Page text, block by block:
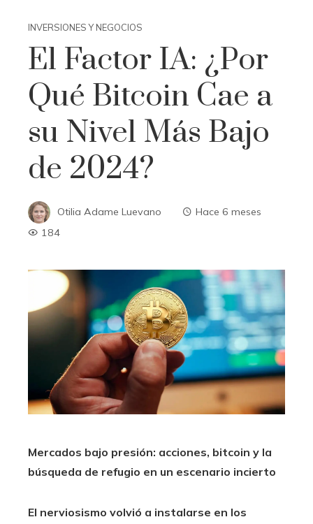
INVERSIONES Y NEGOCIOS
El Factor IA: ¿Por
Qué Bitcoin Cae a
su Nivel Más Bajo
de 2024?
Otilia Adame Luevano
Hace 6 meses
184
Mercados bajo presión: acciones, bitcoin y la
búsqueda de refugio en un escenario incierto
El nerviosismo volvió a instalarse en los